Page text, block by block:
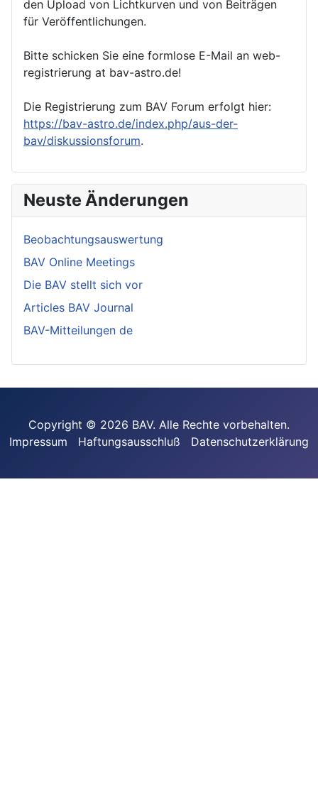
den Upload von Lichtkurven und von Beiträgen
für Veröffentlichungen.
Bitte schicken Sie eine formlose E-Mail an web-
registrierung at bav-astro.de!
Die Registrierung zum BAV Forum erfolgt hier:
https://bav-astro.de/index.php/aus-der-
bav/diskussionsforum.
Neuste Änderungen
Beobachtungsauswertung
BAV Online Meetings
Die BAV stellt sich vor
Articles BAV Journal
BAV-Mitteilungen de
Copyright © 2026 BAV. Alle Rechte vorbehalten.
Impressum
Haftungsausschluß Datenschutzerklärung